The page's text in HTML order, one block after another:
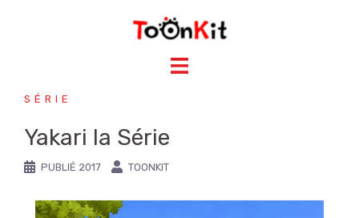
SÉRIE
Yakari la Série
PUBLIÉ 2017 TOONKIT